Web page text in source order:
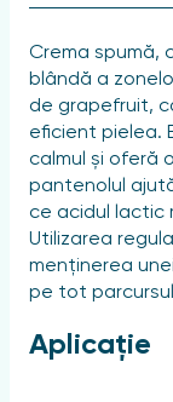
Crema spumă,
blândă a
de grapefruit,
eficient pielea.
calmul și oferă
pantenolul
ce acidul lactic
Utilizarea
menținerea
pe tot parcursul
Aplicație